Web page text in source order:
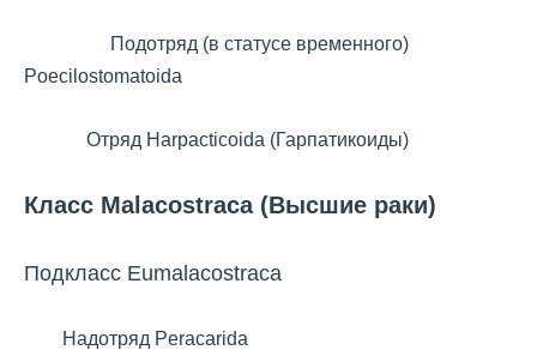
Подотряд (в статусе временного)
Poecilostomatoida
Отряд Harpacticoida (Гарпатикоиды)
Класс Malacostraca (Высшие раки)
Подкласс Eumalacostraca
Надотряд Peracarida